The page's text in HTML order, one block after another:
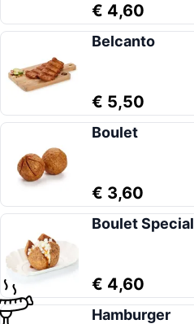
€ 4,60
Belcanto
€ 5,50
Boulet
€ 3,60
Boulet Special
€ 4,60
Hamburger